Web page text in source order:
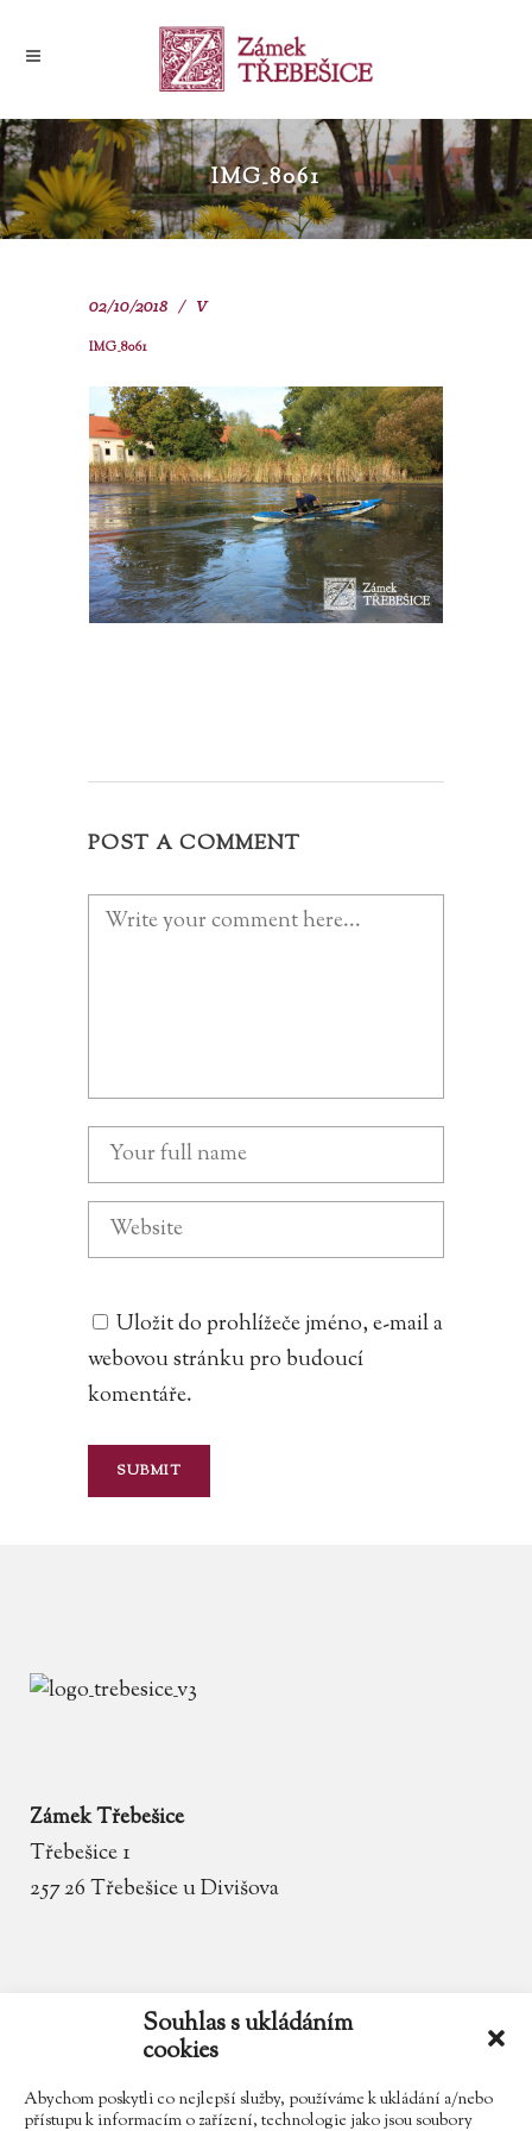
Souhlas s ukládáním
cookies
Abychom poskytli co nejlepší služby, používáme k ukládání a/nebo
přístupu k informacím o zařízení, technologie jako jsou soubory
IMG_8061
02/10/2018 V
IMG_8061
POST A COMMENT
Uložit do prohlížeče jméno, e-mail a
webovou stránku pro budoucí
komentáře.
Zámek Třebešice
Třebešice 1
257 26 Třebešice u Divišova
zamek.trebesice@volny.cz
602 354 467